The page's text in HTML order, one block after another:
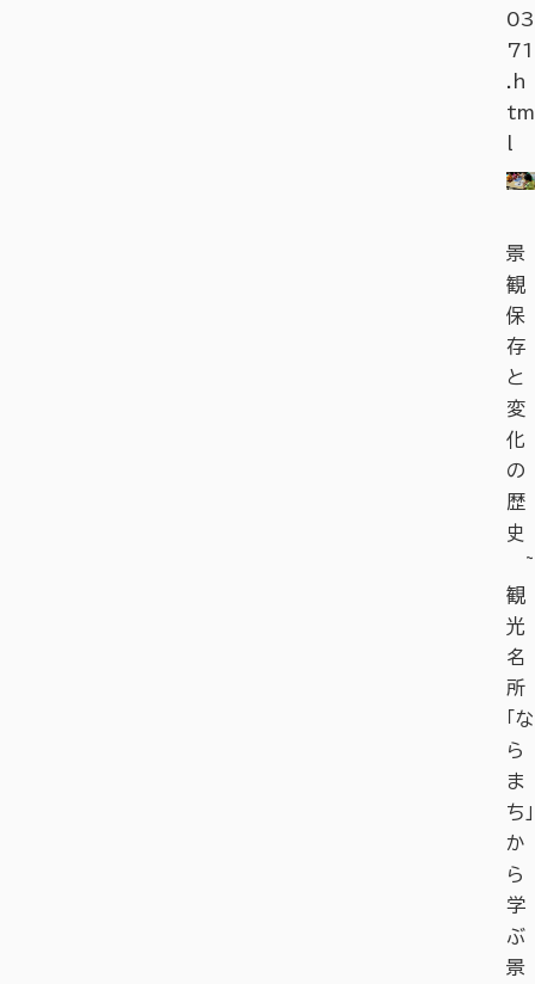
03
71
.h
tm
景
観
保
存
と
変
化
の
歴
史
~
観
光
名
所
「な
ら
ま
ち」
か
ら
学
ぶ
景